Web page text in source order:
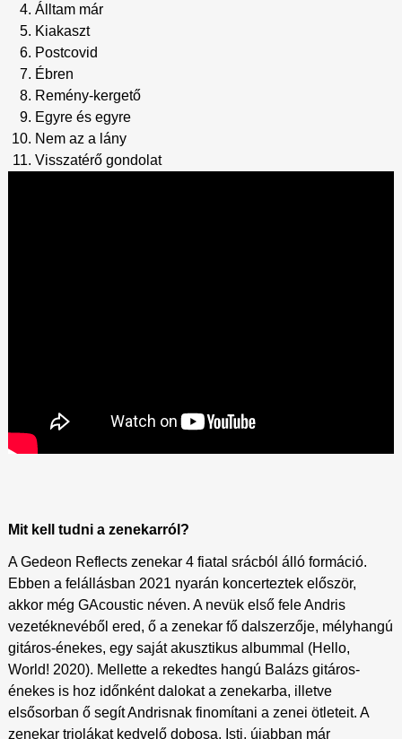
Álltam már
Kiakaszt
Postcovid
Ébren
Remény-kergető
Egyre és egyre
Nem az a lány
Visszatérő gondolat
Mit kell tudni a zenekarról?
A Gedeon Reflects zenekar 4 fiatal srácból álló formáció.
Ebben a felállásban 2021 nyarán koncerteztek először,
akkor még GAcoustic néven. A nevük első fele Andris
vezetéknevéből ered, ő a zenekar fő dalszerzője, mélyhangú
gitáros-énekes, egy saját akusztikus albummal (Hello,
World! 2020). Mellette a rekedtes hangú Balázs gitáros-
énekes is hoz időnként dalokat a zenekarba, illetve
elsősorban ő segít Andrisnak finomítani a zenei ötleteit. A
zenekar triolákat kedvelő dobosa, Isti, újabban már